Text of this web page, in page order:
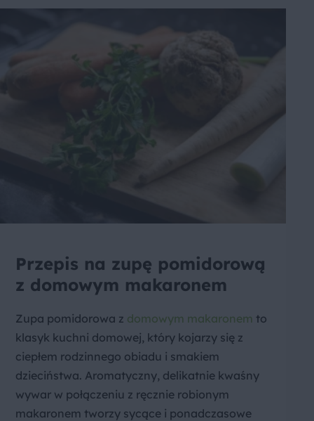
Przepis na zupę pomidorową
z domowym makaronem
Zupa pomidorowa z domowym makaronem to
klasyk kuchni domowej, który kojarzy się z
ciepłem rodzinnego obiadu i smakiem
dzieciństwa. Aromatyczny, delikatnie kwaśny
wywar w połączeniu z ręcznie robionym
makaronem tworzy sycące i ponadczasowe